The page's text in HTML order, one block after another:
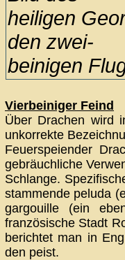
heiligen
den zwei-
beinigen
Vierbeiniger Feind
Über Drachen wird
unkorrekte
Feuerspeiender
gebräuchliche
Schlange.
stammende peluda
gargouille (ein
französische Stadt
berichtet man in
den peist.